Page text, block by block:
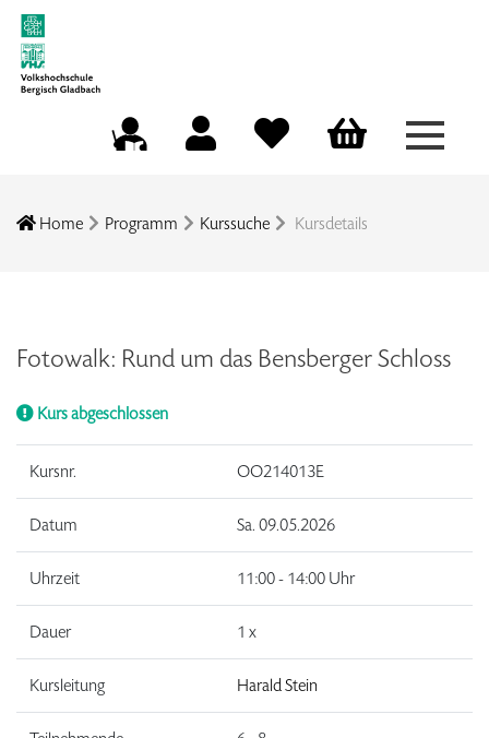
Menü
Home Programm Kurssuche Kursdetails
Fotowalk: Rund um das Bensberger Schloss
Kurs abgeschlossen
Kursnr. OO214013E
Datum Sa. 09.05.2026
Uhrzeit 11:00 - 14:00 Uhr
Dauer 1 x
Kursleitung Harald Stein